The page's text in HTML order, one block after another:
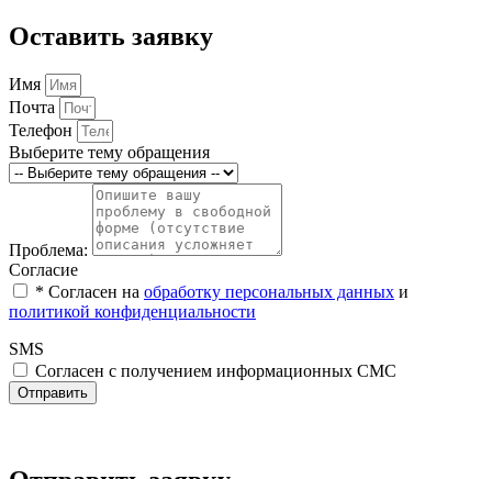
Оставить заявку
Имя
Почта
Телефон
Выберите тему обращения
Проблема:
Согласие
* Cогласен на обработку персональных данных и
политикой конфиденциальности
SMS
Согласен с получением информационных СМС
Отправить